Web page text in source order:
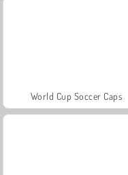
World Cup Soccer Caps